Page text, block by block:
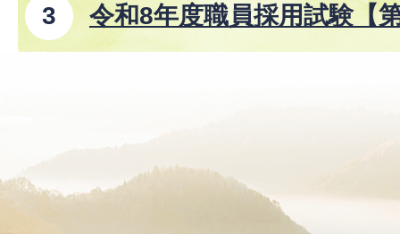
令和8年度職員採用試験【